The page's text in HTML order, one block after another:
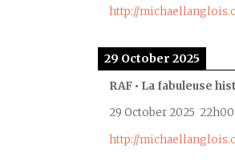
http://
29 October 2025
RAF • La fabuleuse
29 October 2025 22h00
http://